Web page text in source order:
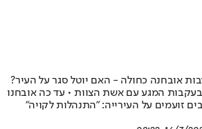
בעקבות המגע עם אשת הצוות • עד כה אובחנו
זועמים על העירייה: "התנהלות לקויה"